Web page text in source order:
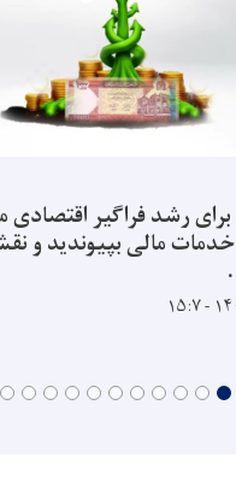
رشد فراگیر اقتصادی
مالی بپیوندید و